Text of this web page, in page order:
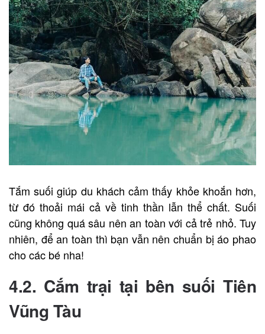
Tắm suối giúp du khách cảm thấy khỏe khoắn hơn,
từ đó thoải mái cả về tinh thần lẫn thể chất. Suối
cũng không quá sâu nên an toàn với cả trẻ nhỏ. Tuy
nhiên, để an toàn thì bạn vẫn nên chuẩn bị áo phao
cho các bé nha!
4.2. Cắm trại tại bên suối Tiên
Vũng Tàu